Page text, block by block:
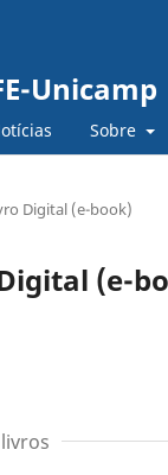
Unicamp
Sobre
Digital (e-book)
(e-